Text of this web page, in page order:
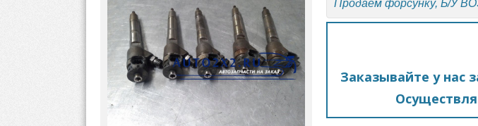
Продаем форсунку, Б/У
Заказывайте у нас